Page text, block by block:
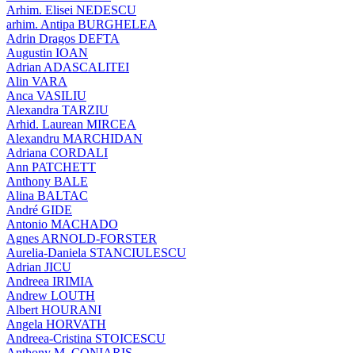
Arhim. Elisei NEDESCU
arhim. Antipa BURGHELEA
Adrin Dragos DEFTA
Augustin IOAN
Adrian ADASCALITEI
Alin VARA
Anca VASILIU
Alexandra TARZIU
Arhid. Laurean MIRCEA
Alexandru MARCHIDAN
Adriana CORDALI
Ann PATCHETT
Anthony BALE
Alina BALTAC
André GIDE
Antonio MACHADO
Agnes ARNOLD-FORSTER
Aurelia-Daniela STANCIULESCU
Adrian JICU
Andreea IRIMIA
Andrew LOUTH
Albert HOURANI
Angela HORVATH
Andreea-Cristina STOICESCU